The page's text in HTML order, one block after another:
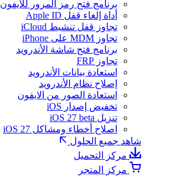
برنامج فتح رمز المرور للآيفون
أداة إلغاء قفل Apple ID
تجاوز قفل تنشيط iCloud
تجاوز MDM على iPhone
برنامج فتح شاشة الأندرويد
تجاوز FRP
استعادة بيانات الأندرويد
إصلاح نظام الأندرويد
استعادة الصور من الايفون
تخفيض إصدار iOS
تنزيل iOS 27 beta
اصلاح أخطاء ومشاكل iOS 27
شاهد جميع الحلول
مركز التحميل
مركز المتجر